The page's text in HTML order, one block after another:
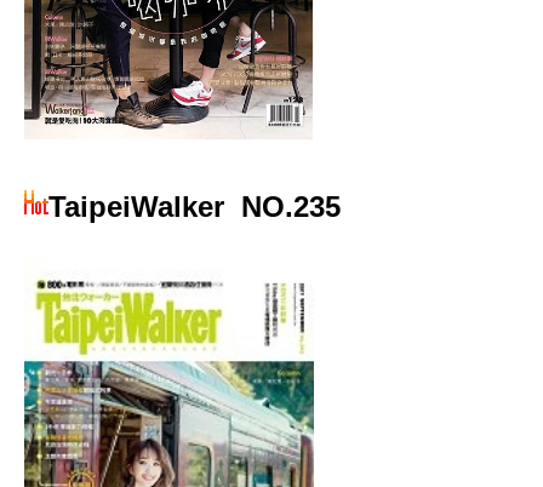
TaipeiWalker NO.235